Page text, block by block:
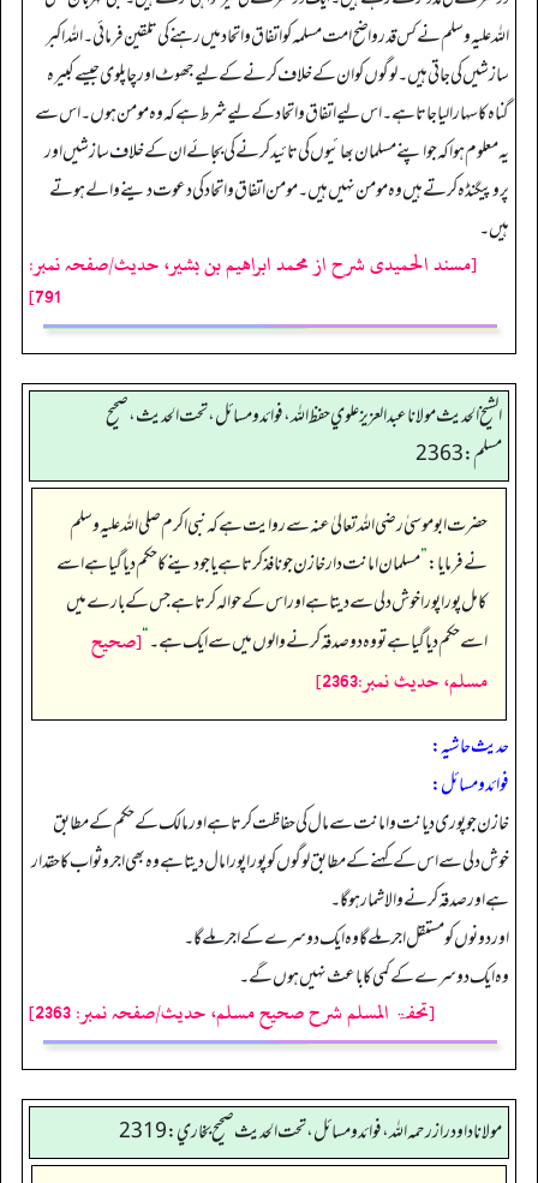
اللہ علیہ وسلم نے کس قدر واضح امت مسلمہ کو اتفاق و اتحاد میں رہنے کی تلقین فرمائی۔ اللہ اکبر
سازشیں کی جاتی ہیں۔ لوگوں کو ان کے خلاف کرنے کے لیے جھوٹ اور چاپلوی جیسے کبیرہ
گناہ کاسہارا لیا جاتا ہے۔ اس لیے اتفاق و اتحاد کے لیے شرط ہے کہ وہ مومن ہوں۔ اس سے
یہ معلوم ہوا کہ جو اپنے مسلمان بھائیوں کی تائید کرنے کی بجائے ان کے خلاف سازشیں اور
پروپیگنڈہ کرتے ہیں وہ مومن نہیں ہیں۔ مومن اتفاق و اتحاد کی دعوت دینے والے ہوتے
ہیں۔
[مسند الحمیدی شرح از محمد ابراهيم بن بشير، حدیث/صفحہ نمبر:
791]
الشيخ الحديث مولانا عبدالعزيز علوي حفظ الله، فوائد و مسائل، تحت الحديث ، صحيح
مسلم: 2363
حضرت ابو موسیٰ رضی اللہ تعالیٰ عنہ سے روایت ہے کہ نبی اکرم صلی اللہ علیہ وسلم
نے فرمایا:”مسلمان امانت دار خازن جو نافذ کرتا ہے یا جو دینے کا حکم دیا گیا ہے اسے
کامل پورا پورا خوش دلی سے دیتا ہے اور اس کے حوالہ کرتا ہے جس کے بارے میں
اسے حکم دیا گیا ہے تو وہ دو صدقہ کرنے والوں میں سے ایک ہے۔“[صحيح
مسلم، حديث نمبر:2363]
حدیث حاشیہ:
فوائد ومسائل:
خازن جو پوری دیانت و امانت سے مال کی حفاظت کرتا ہے اور مالک کے حکم کے مطابق
خوش دلی سے اس کے کہنے کے مطابق لوگوں کو پورا پورا مال دیتا ہے وہ بھی اجرو ثواب کا حقدار
ہے اور صدقہ کرنے والا شمار ہو گا۔
اور دونوں کو مستقل اجر ملے گا وہ ایک دوسرے کے اجر ملےگا۔
وہ ایک دوسرے کے کمی کا باعث نہیں ہوں گے۔
[تحفۃ المسلم شرح صحیح مسلم، حدیث/صفحہ نمبر: 2363]
مولانا داود راز رحمه الله، فوائد و مسائل، تحت الحديث صحيح بخاري: 2319